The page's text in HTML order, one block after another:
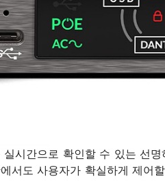
실시간으로 확인할 수 있는 선
서도 사용자가 확실하게 제어